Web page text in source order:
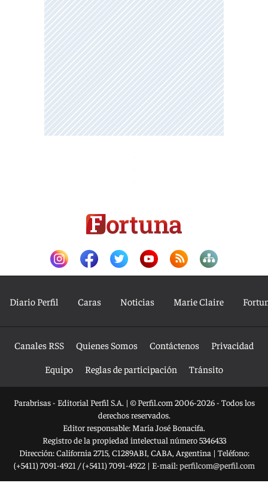
Diario Perfil Caras Noticias Marie Claire
Canales RSS Quienes Somos Contáctenos
Privacidad
Equipo
Reglas de participación Tránsito
Parabrisas - Editorial Perfil S.A. | © Perfil.com 2006-2026 - Todos los
derechos reservados.
Editor responsable: María José Bonacifa.
Registro de la propiedad intelectual número 5346433
Dirección:California 2715, C1289ABI, CABA, Argentina | Teléfono:
(+5411) 7091-4921 /(+5411) 7091-4922| E-mail:perfilcom@perfil.com